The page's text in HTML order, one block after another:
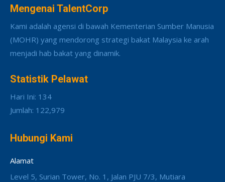
Mengenai TalentCorp
Kami adalah agensi di bawah Kementerian Sumber Manusia
(MOHR) yang mendorong strategi bakat Malaysia ke arah
menjadi hab bakat yang dinamik.
Statistik Pelawat
Hari Ini: 134
Jumlah: 122,979
Hubungi Kami
Alamat
Level 5, Surian Tower, No. 1, Jalan PJU 7/3, Mutiara